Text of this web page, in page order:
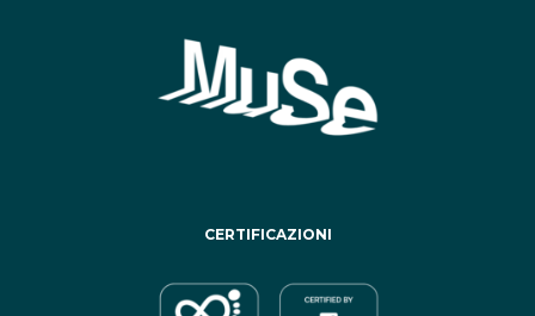
CERTIFICAZIONI